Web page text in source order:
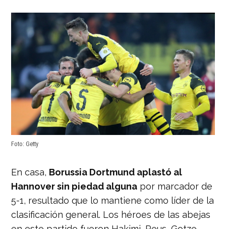
Foto: Getty
En casa, Borussia Dortmund aplastó al
Hannover sin piedad alguna por marcador de
5-1, resultado que lo mantiene como líder de la
clasificación general. Los héroes de las abejas